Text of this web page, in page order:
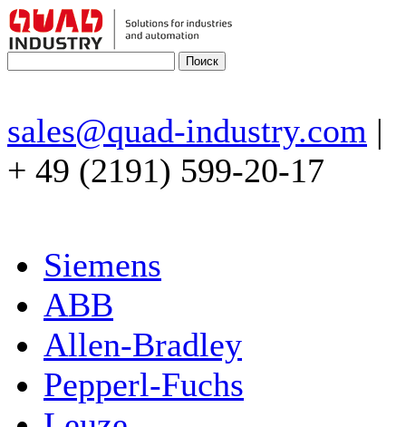
sales@quad-industry.com |
+ 49 (2191) 599-20-17
Siemens
ABB
Allen-Bradley
Pepperl-Fuchs